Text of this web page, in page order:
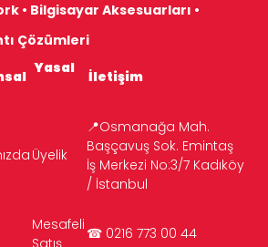
• Bilgisayar Aksesuarları •
Çözümleri
Yasal İletişim
Üyelik
📍Osmanağa Mah.
Başçavuş Sok. Emintaş
İş Merkezi No:3/7 Kadıköy
/ İstanbul
Mesafeli ☎ 0216 773 00 44